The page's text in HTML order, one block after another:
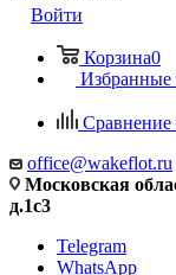
Войти
Корзина0
Избранные
Сравнение
office@wakeflot.ru
Московская
д.1с3
Telegram
WhatsApp